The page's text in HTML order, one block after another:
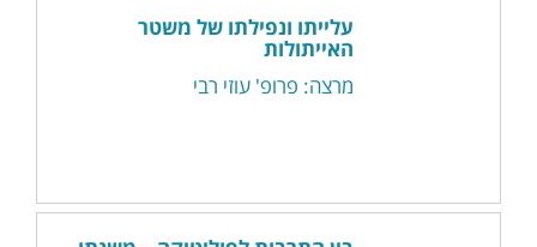
עלייתו ונפילתו של משטר
האייתולות
מרצה: פרופ' עוזי רבי